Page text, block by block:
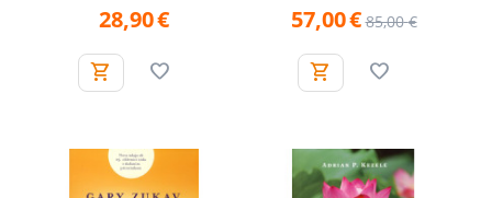
28,90€ 57,00€ 85,00 €